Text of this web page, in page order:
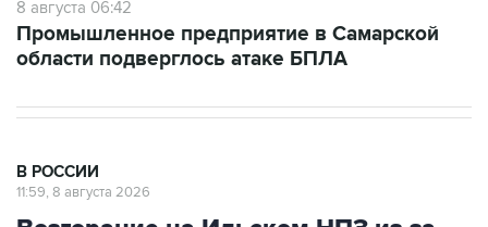
области подверглось атаке БПЛА
Возгорание на Ильском НПЗ из-за
падения обломков БПЛА